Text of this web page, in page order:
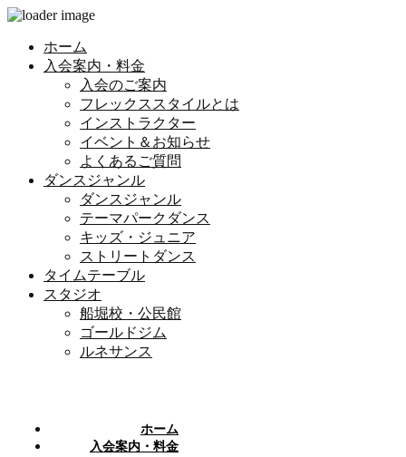
ホーム
入会案内・料金
入会のご案内
フレックススタイルとは
インストラクター
イベント＆お知らせ
よくあるご質問
ダンスジャンル
ダンスジャンル
テーマパークダンス
キッズ・ジュニア
ストリートダンス
タイムテーブル
スタジオ
船堀校・公民館
ゴールドジム
ルネサンス
ホーム
入会案内・料金